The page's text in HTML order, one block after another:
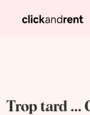
Trop tard ...